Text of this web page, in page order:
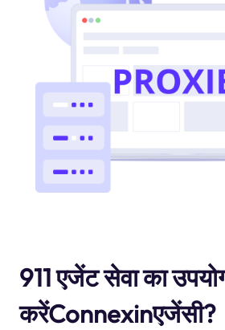
911 एजेंट सेवा का
करेंConnexinएजेंसी?